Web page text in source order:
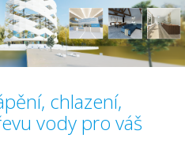
chlazení,
vody pro váš